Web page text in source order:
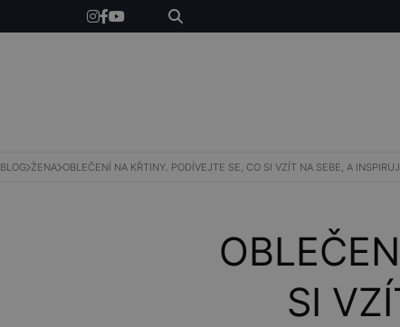
SHOP
BLOG ŽENA OBLEČENÍ NA KŘTINY. PODÍVEJTE SE, CO SI VZÍT NA SEBE, A
SI